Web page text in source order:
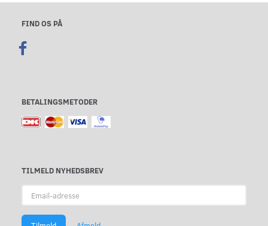
FIND OS PÅ
BETALINGSMETODER
TILMELD NYHEDSBREV
adresse